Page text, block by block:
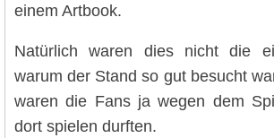
einem Artbook.
Natürlich waren dies nicht die
warum der Stand so gut besucht
waren die Fans ja wegen dem
dort spielen durften.